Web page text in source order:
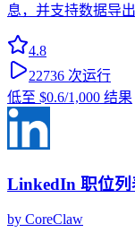
息，并支持数据导
4.8
22736 次运行
低至 $0.6/1,000 结果
LinkedIn 职位列
by CoreClaw